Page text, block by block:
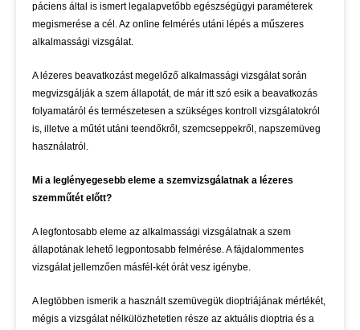
páciens által is ismert legalapvetőbb egészségügyi paraméterek
megismerése a cél. Az online felmérés utáni lépés a műszeres
alkalmassági vizsgálat.
A lézeres beavatkozást megelőző alkalmassági vizsgálat során
megvizsgálják a szem állapotát, de már itt szó esik a beavatkozás
folyamatáról és természetesen a szükséges kontroll vizsgálatokról
is, illetve a műtét utáni teendőkről, szemcseppekről, napszemüveg
használatról.
Mi a leglényegesebb eleme a szemvizsgálatnak a lézeres
szemműtét előtt?
A legfontosabb eleme az alkalmassági vizsgálatnak a szem
állapotának lehető legpontosabb felmérése. A fájdalommentes
vizsgálat jellemzően másfél-két órát vesz igénybe.
A legtöbben ismerik a használt szemüvegük dioptriájának mértékét,
mégis a vizsgálat nélkülözhetetlen része az aktuális dioptria és a